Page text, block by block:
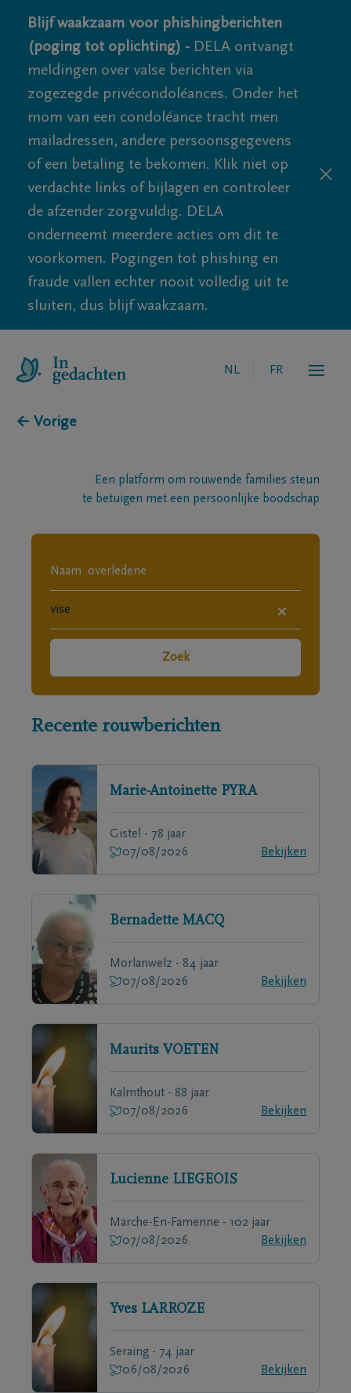
Blijf waakzaam voor phishingberichten
(poging tot oplichting) - DELA ontvangt
meldingen over valse berichten via
zogezegde privécondoléances. Onder het
mom van een condoléance tracht men
mailadressen, andere persoonsgegevens
of een betaling te bekomen. Klik niet op
verdachte links of bijlagen en controleer
de afzender zorgvuldig. DELA
onderneemt meerdere acties om dit te
voorkomen. Pogingen tot phishing en
fraude vallen echter nooit volledig uit te
sluiten, dus blijf waakzaam.
NL FR
← Vorige
Een platform om rouwende families steun
te betuigen met een persoonlijke boodschap
×
Zoek
Recente rouwberichten
Marie-Antoinette PYRA
Gistel - 78 jaar
07/08/2026
Bekijken
Bernadette MACQ
Morlanwelz - 84 jaar
07/08/2026
Bekijken
Maurits VOETEN
Kalmthout - 88 jaar
07/08/2026
Bekijken
Lucienne LIEGEOIS
Marche-En-Famenne - 102 jaar
07/08/2026
Bekijken
Yves LARROZE
Seraing - 74 jaar
06/08/2026
Bekijken